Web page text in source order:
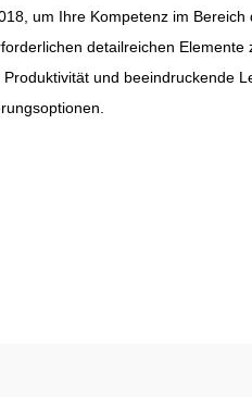
um Ihre Kompetenz im Bereich
detailreichen Elemente
und beeindruckende